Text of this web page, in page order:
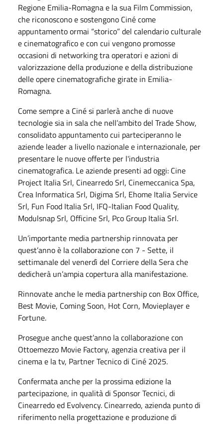
Regione Emilia-Romagna e la sua Film Commission,
che riconoscono e sostengono Ciné come
appuntamento ormai “storico” del calendario culturale
e cinematografico e con cui vengono promosse
occasioni di networking tra operatori e azioni di
valorizzazione della produzione e della distribuzione
delle opere cinematografiche girate in Emilia-
Romagna.
Come sempre a Ciné si parlerà anche di nuove
tecnologie sia in sala che nell’ambito del Trade Show,
consolidato appuntamento cui parteciperanno le
aziende leader a livello nazionale e internazionale, per
presentare le nuove offerte per l'industria
cinematografica. Le aziende presenti ad oggi: Cine
Project Italia Srl, Cinearredo Srl, Cinemeccanica Spa,
Crea Informatica Srl, Digima Srl, Ehome Italia Service
Srl, Fun Food Italia Srl, IFQ-Italian Food Quality,
Modulsnap Srl, Officine Srl, Pco Group Italia Srl.
Un’importante media partnership rinnovata per
quest’anno è la collaborazione con 7 - Sette, il
settimanale del venerdì del Corriere della Sera che
dedicherà un’ampia copertura alla manifestazione.
Rinnovate anche le media partnership con Box Office,
Best Movie, Coming Soon, Hot Corn, Movieplayer e
Fortune.
Prosegue anche quest’anno la collaborazione con
Ottoemezzo Movie Factory, agenzia creativa per il
cinema e la tv, Partner Tecnico di Ciné 2025.
Confermata anche per la prossima edizione la
partecipazione, in qualità di Sponsor Tecnici, di
Cinearredo ed Evolvency. Cinearredo, azienda punto di
riferimento nella progettazione e produzione di